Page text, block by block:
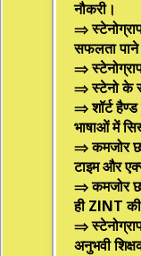
नौकरी।
⇒
सफलता
⇒
⇒ स्‍टेनो के
⇒ शॉर्ट हैण्‍ड
भाषाओं में
⇒ कमजोर
टाइम और
⇒ कमजोर
ही ZINT
⇒
अनुभवी